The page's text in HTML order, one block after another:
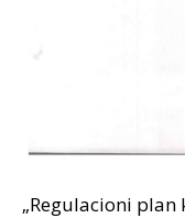
„Regulacioni